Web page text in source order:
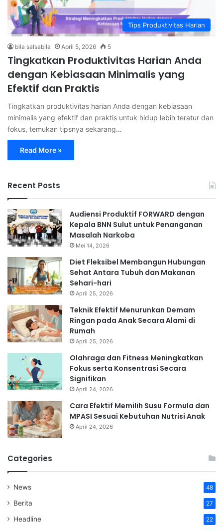
Tips Produktivitas Harian
bila salsabila April 5, 2026 5
Tingkatkan Produktivitas Harian Anda
dengan Kebiasaan Minimalis yang
Efektif dan Praktis
Tingkatkan produktivitas harian Anda dengan kebiasaan
minimalis yang efektif dan praktis untuk hidup lebih teratur dan
fokus, temukan tipsnya sekarang…
Read More »
Recent Posts
Audiensi Produktif FORWARD dengan
Kepala BNN Sulut untuk Penanganan
Masalah Narkoba
Mei 14, 2026
Diet Fleksibel Membangun Hubungan
Sehat Antara Tubuh dan Makanan
Sehari-hari
April 25, 2026
Teknik Efektif Menurunkan Demam
Ringan pada Anak Secara Alami di
Rumah
April 25, 2026
Olahraga dan Fitness Meningkatkan
Fokus serta Konsentrasi Secara
Signifikan
April 24, 2026
Cara Efektif Memilih Susu Formula dan
MPASI Sesuai Kebutuhan Nutrisi Anak
April 24, 2026
Categories
News 48
Berita 27
Headline 22